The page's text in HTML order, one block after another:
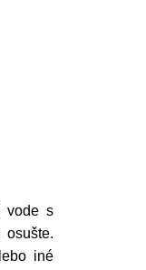
vode s
iné